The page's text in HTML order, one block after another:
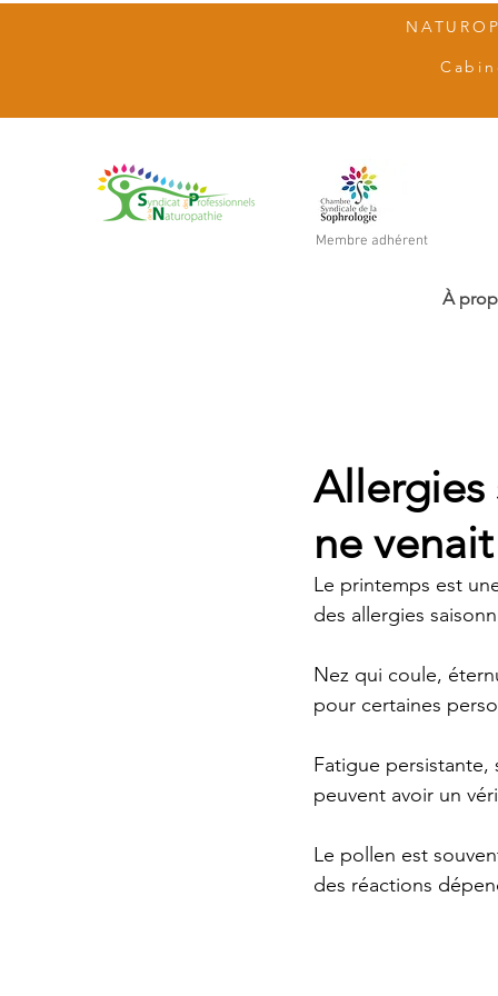
Membre adhérent
À
Allergies
ne
Le printemps est
des allergies
Nez qui coule,
pour certaines
Fatigue
peuvent avoir un
Le pollen est
des réactions